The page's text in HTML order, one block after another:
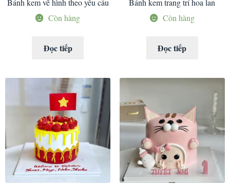
Bánh kem vẽ hình theo yêu cầu
Còn hàng
Đọc tiếp
Bánh kem trang trí hoa lan
Còn hàng
Đọc tiếp